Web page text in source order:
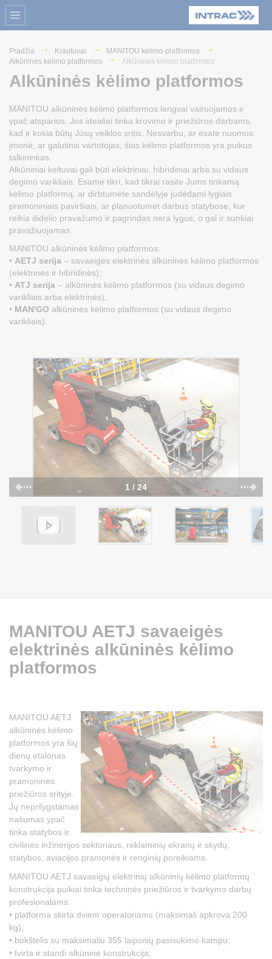
Pradžia Krautuvai
MANITOU kėlimo platformos
Alkūninės kėlimo platformos
Alkūninės kėlimo platformos
Alkūninės kėlimo platformos
MANITOU alkūninės kėlimo platformos lengvai vairuojamos ir
ypač atsparios. Jos idealiai tinka krovimo ir priežiūros darbams,
kad ir kokia būtų Jūsų veiklos sritis. Nesvarbu, ar esate nuomos
įmonė, ar galutinis vartotojas, šios kėlimo platformos yra puikus
talkininkas.
Alkūniniai keltuvai gali būti elektriniai, hibridiniai arba su vidaus
degimo varikliais. Esame tikri, kad tikrai rasite Jums tinkamą
kėlimo platformą, ar dirbtumėte sandėlyje judėdami lygiais
pramoniniais paviršiais, ar planuotumėt darbus statybose, kur
reikia didelio pravažumo ir pagrindas nėra lygus, o gal ir sunkiai
pravažiuojamas.
MANITOU alkūninės kėlimo platformos:
• AETJ serija – savaeigės elektrinės alkūninės kėlimo platformos
(elektrinės ir hibridinės);
• ATJ serija – alkūninės kėlimo platformos (su vidaus degimo
varikliais arba elektrinės);
• MAN'GO alkūninės kėlimo platformos (su vidaus degimo
varikliais).
1 / 24
MANITOU AETJ savaeigės
elektrinės alkūninės kėlimo
platformos
MANITOU AETJ
alkūninės kėlimo
platformos yra šių
dienų etalonas
tvarkymo ir
pramoninės
priežiūros srityje.
Jų neprilygstamas
našumas ypač
tinka statybos ir
civilinės inžinerijos sektoriaus, reklaminių ekranų ir skydų,
statybos, aviacijos pramonės ir renginių poreikiams.
MANITOU AETJ savaeigių elektrinių alkūninių kėlimo platformų
konstrukcija puikiai tinka techninės priežiūros ir tvarkymo darbų
profesionalams:
• platforma skirta dviem operatoriams (maksimali apkrova 200
kg);
• bokštelis su maksimaliu 355 laipsnių pasisukimo kampu;
• tvirta ir standi alkūninė konstrukcija;